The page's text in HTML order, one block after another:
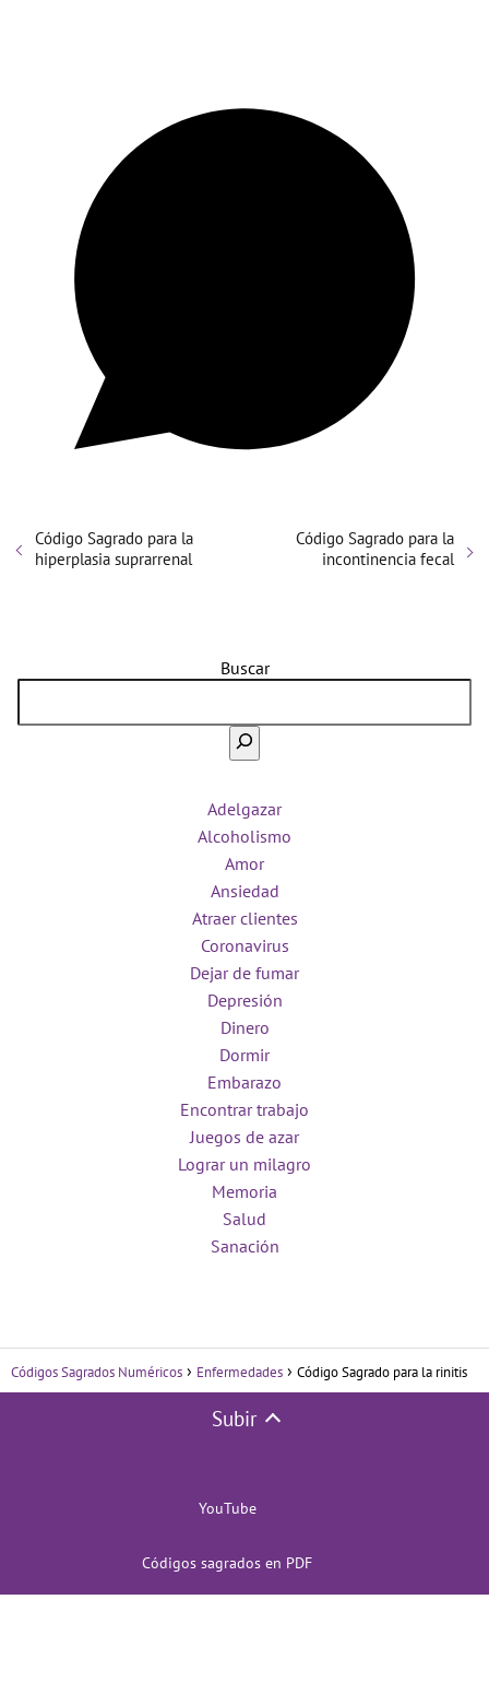
Código Sagrado para la
hiperplasia suprarrenal
Código Sagrado para la
incontinencia fecal
Buscar
Adelgazar
Alcoholismo
Amor
Ansiedad
Atraer clientes
Coronavirus
Dejar de fumar
Depresión
Dinero
Dormir
Embarazo
Encontrar trabajo
Juegos de azar
Lograr un milagro
Memoria
Salud
Sanación
Códigos Sagrados Numéricos Enfermedades Código Sagrado para la rinitis
Subir
YouTube
Códigos sagrados en PDF